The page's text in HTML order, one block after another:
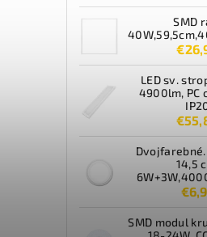
SMD
LED sv.
4900lm, PC
14,5
SMD modul